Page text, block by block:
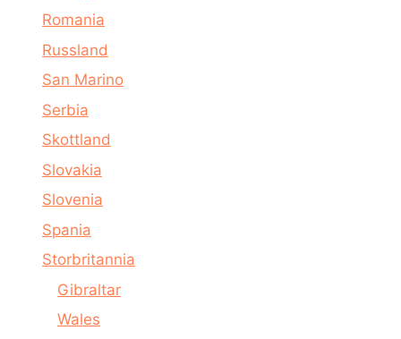
Romania
Russland
San Marino
Serbia
Skottland
Slovakia
Slovenia
Spania
Storbritannia
Gibraltar
Wales